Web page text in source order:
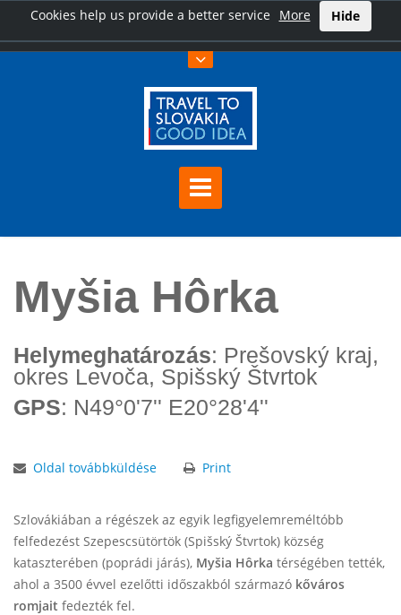
Cookies help us provide a better service More Hide
Myšia Hôrka
Helymeghatározás: Prešovský kraj,
okres Levoča, Spišský Štvrtok
GPS: N49°0'7'' E20°28'4''
Oldal továbbküldése Print
Szlovákiában a régészek az egyik legfigyelemreméltóbb
felfedezést Szepescsütörtök (Spišský Štvrtok) község
kataszterében (poprádi járás), Myšia Hôrka térségében tették,
ahol a 3500 évvel ezelőtti időszakból származó kőváros
romjait fedezték fel.